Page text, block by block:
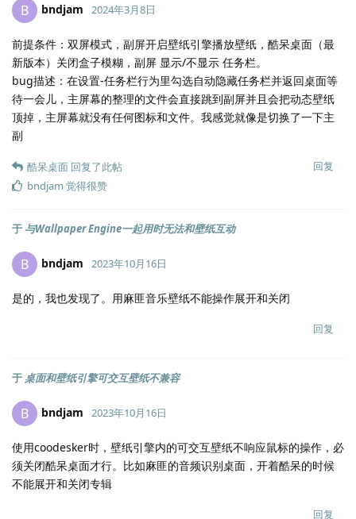
B bndjam 2024年3月8日
前提条件：双屏模式，副屏开启壁纸引擎播放壁纸，酷呆桌面（最
新版本）关闭盒子模糊，副屏 显示/不显示 任务栏。
bug描述：在设置-任务栏行为里勾选自动隐藏任务栏并返回桌面等
待一会儿，主屏幕的整理的文件会直接跳到副屏并且会把动态壁纸
顶掉，主屏幕就没有任何图标和文件。我感觉就像是切换了一下主
副
回复
酷呆桌面 回复了此帖
bndjam 觉得很赞
于与Wallpaper Engine一起用时无法和壁纸互动
B bndjam 2023年10月16日
是的，我也发现了。用麻匪音乐壁纸不能操作展开和关闭
回复
于 桌面和壁纸引擎可交互壁纸不兼容
B bndjam 2023年10月16日
使用coodesker时，壁纸引擎内的可交互壁纸不响应鼠标的操作，必
须关闭酷呆桌面才行。比如麻匪的音频识别桌面，开着酷呆的时候
不能展开和关闭专辑
回复